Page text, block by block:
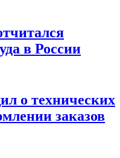
в России
о технических
заказов